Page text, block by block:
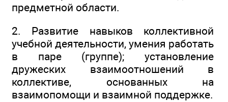
предметной области.
2. Развитие навыков коллективной
учебной деятельности, умения работать
в паре (группе); установление
дружеских взаимоотношений в
коллективе, основанных на
взаимопомощи и взаимной поддержке.